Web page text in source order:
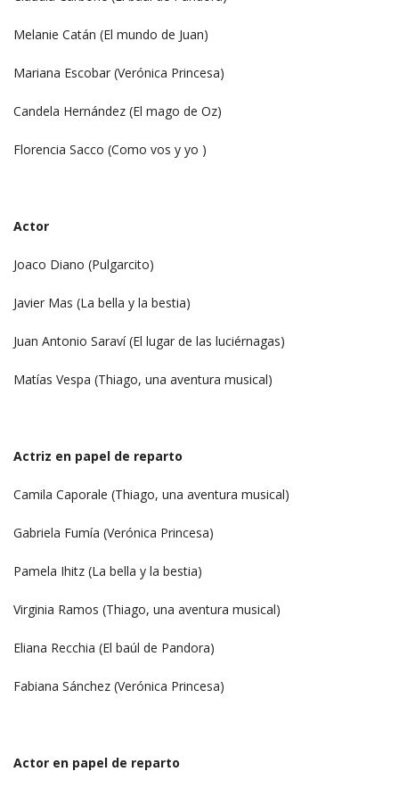
Melanie Catán (El mundo de Juan)
Mariana Escobar (Verónica Princesa)
Candela Hernández (El mago de Oz)
Florencia Sacco (Como vos y yo )
Actor
Joaco Diano (Pulgarcito)
Javier Mas (La bella y la bestia)
Juan Antonio Saraví (El lugar de las luciérnagas)
Matías Vespa (Thiago, una aventura musical)
Actriz en papel de reparto
Camila Caporale (Thiago, una aventura musical)
Gabriela Fumía (Verónica Princesa)
Pamela Ihitz (La bella y la bestia)
Virginia Ramos (Thiago, una aventura musical)
Eliana Recchia (El baúl de Pandora)
Fabiana Sánchez (Verónica Princesa)
Actor en papel de reparto